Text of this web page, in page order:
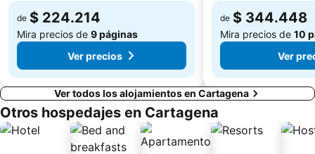
de $ 224.214
Mira precios de 9 páginas
Ver precios
de $ 344.448
Mira precios de 10
Ver
Ver todos los alojamientos en Cartagena
Otros hospedajes en Cartagena